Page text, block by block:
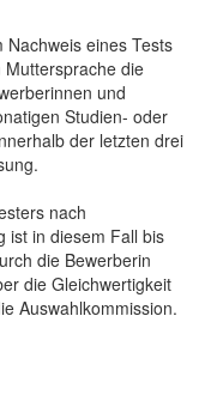
eines Tests
die
und
Studien- oder
der letzten drei
nach
ist in diesem Fall bis
die Bewerberin
die Gleichwertigkeit
Auswahlkommission.